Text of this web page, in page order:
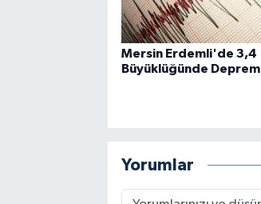
Mersin Erdemli'de 3,4
Büyüklüğünde Deprem
Yorumlar